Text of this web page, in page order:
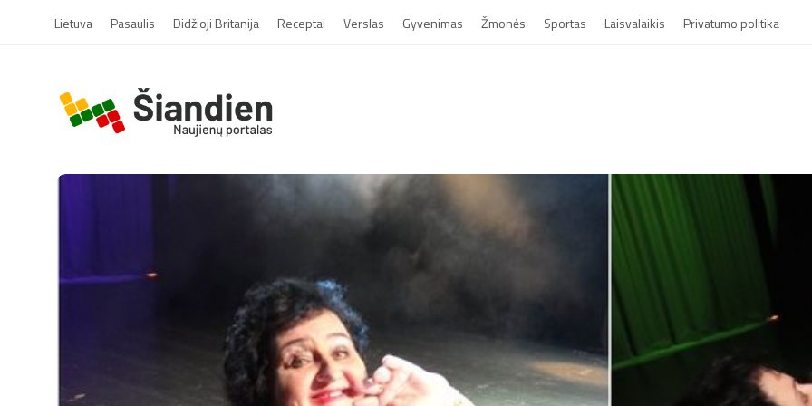
Lietuva Pasaulis Didžioji Britanija Receptai Verslas Gyvenimas Žmonės Sportas Laisvalaikis Privatumo politika
S
n
d